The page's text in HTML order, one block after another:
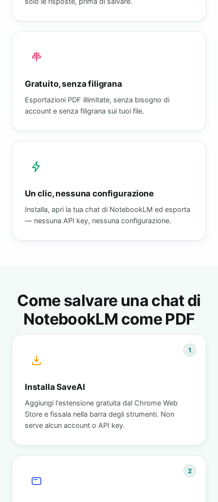
Gratuito, senza filigrana
Esportazioni PDF illimitate, senza bisogno di
account e senza filigrana sui tuoi file.
Un clic, nessuna configurazione
Installa, apri la tua chat di NotebookLM ed esporta
— nessuna API key, nessuna configurazione.
Come salvare una chat di
NotebookLM come PDF
1
Installa SaveAI
Aggiungi l'estensione gratuita dal Chrome Web
Store e fissala nella barra degli strumenti. Non
serve alcun account o API key.
2